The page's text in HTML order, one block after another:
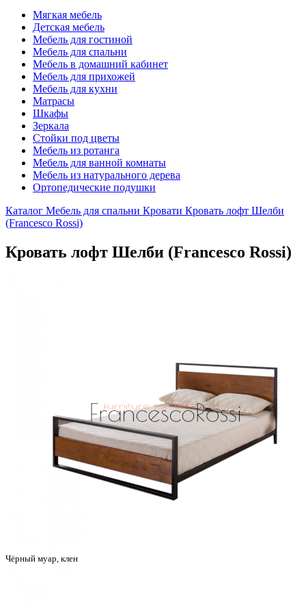
Мягкая мебель
Детская мебель
Мебель для гостиной
Мебель для спальни
Мебель в домашний кабинет
Мебель для прихожей
Мебель для кухни
Матрасы
Шкафы
Зеркала
Стойки под цветы
Мебель из ротанга
Мебель для ванной комнаты
Мебель из натурального дерева
Ортопедические подушки
Каталог Мебель для спальни Кровати Кровать лофт Шелби
(Francesco Rossi)
Кровать лофт Шелби (Francesco Rossi)
Чёрный муар, клен